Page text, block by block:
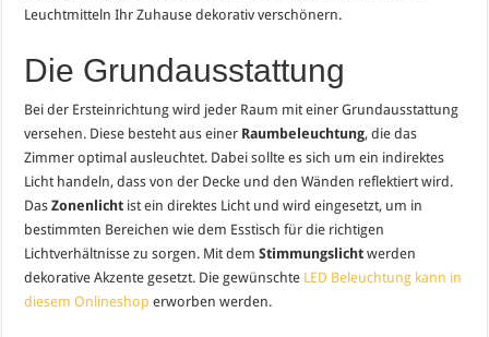
Leuchtmitteln Ihr Zuhause dekorativ verschönern.
Die Grundausstattung
Bei der Ersteinrichtung wird jeder Raum mit einer Grundausstattung
versehen. Diese besteht aus einer Raumbeleuchtung, die das
Zimmer optimal ausleuchtet. Dabei sollte es sich um ein indirektes
Licht handeln, dass von der Decke und den Wänden reflektiert wird.
DasZonenlicht ist ein direktes Licht und wird eingesetzt, um in
bestimmten Bereichen wie dem Esstisch für die richtigen
Lichtverhältnisse zu sorgen. Mit demStimmungslichtwerden
dekorative Akzente gesetzt. Die gewünschte LED Beleuchtung kann in
diesem Onlineshop erworben werden.